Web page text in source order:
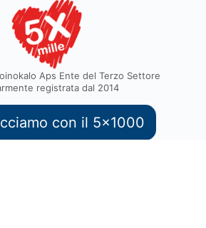
Aps Ente del Terzo Settore
registrata dal 2014
con il 5x1000